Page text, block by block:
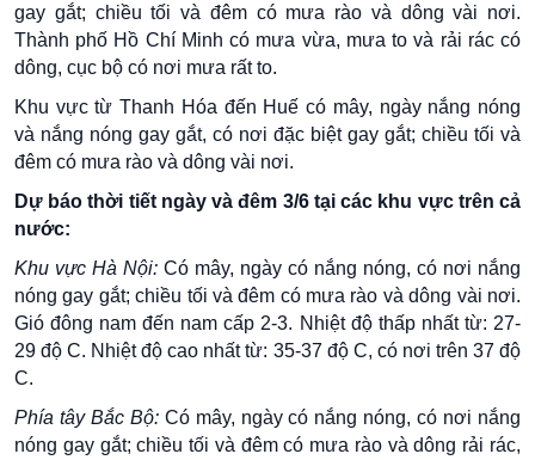
gay gắt; chiều tối và đêm có mưa rào và dông vài nơi.
Thành phố Hồ Chí Minh có mưa vừa, mưa to và rải rác có
dông, cục bộ có nơi mưa rất to.
Khu vực từ Thanh Hóa đến Huế có mây, ngày nắng nóng
và nắng nóng gay gắt, có nơi đặc biệt gay gắt; chiều tối và
đêm có mưa rào và dông vài nơi.
Dự báo thời tiết ngày và đêm 3/6 tại các khu vực trên cả
nước:
Khu vực Hà Nội: Có mây, ngày có nắng nóng, có nơi nắng
nóng gay gắt; chiều tối và đêm có mưa rào và dông vài nơi.
Gió đông nam đến nam cấp 2-3. Nhiệt độ thấp nhất từ: 27-
29 độ C. Nhiệt độ cao nhất từ: 35-37 độ C, có nơi trên 37 độ
C.
Phía tây Bắc Bộ:Có mây, ngày có nắng nóng, có nơi nắng
nóng gay gắt; chiều tối và đêm có mưa rào và dông rải rác,